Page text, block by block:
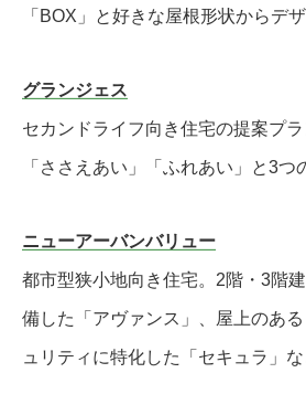
「BOX」と好きな屋根形状からデ
グランジェス
セカンドライフ向き住宅の提案プラ
「ささえあい」「ふれあい」と3つ
ニューアーバンバリュー
都市型狭小地向き住宅。2階・3階
備した「アヴァンス」、屋上のあ
ュリティに特化した「セキュラ」な